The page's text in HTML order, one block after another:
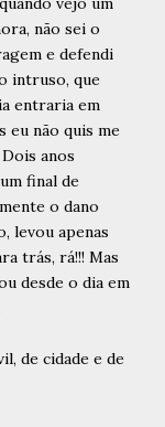
não sei o
e defendi
intruso, que
entraria em
eu não quis me
anos
final de
o dano
levou apenas
trás, rá!!! Mas
desde o dia em
de cidade e de